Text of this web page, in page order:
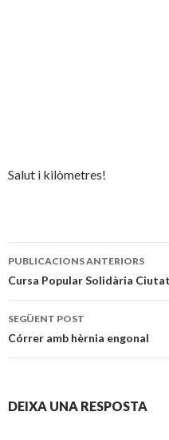
Salut i kilòmetres!
Publiqui
navegació
PUBLICACIONS ANTERIORS
Cursa Popular Solidària
SEGÜENT POST
Córrer amb hèrnia engonal
DEIXA UNA RESPOSTA